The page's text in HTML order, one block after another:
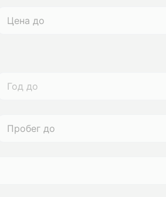
Год до